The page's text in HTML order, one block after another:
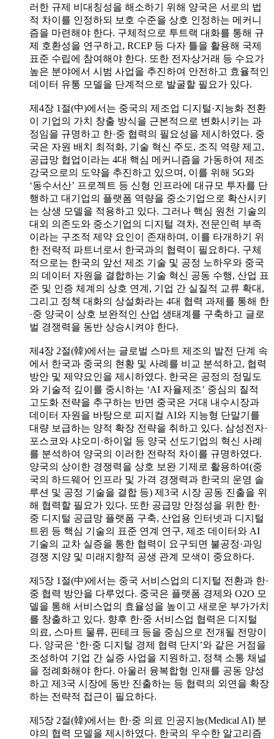
러한 규제 비대칭성을 해소하기 위해 양국은 서로의 법
적 차이를 인정하되 보호 수준을 상호 인정하는 메커니
즘을 마련해야 한다. 구체적으로 투트랙 대화를 통해 규
제 호환성을 연구하고, RCEP 등 다자 틀을 활용해 국제
표준 수립에 참여해야 한다. 또한 전자상거래 등 수요가
높은 분야에서 시범 사업을 추진하여 안전하고 효율적인
데이터 유통 모델을 단계적으로 발굴할 필요가 있다.
제4장 1절(中)에서는 중국의 제조업 디지털·지능화 전환
이 기업의 가치 창출 방식을 근본적으로 변화시키는 과
정임을 규명하고 한·중 협력의 필요성을 제시하였다. 중
국은 자원 배치 최적화, 기술 혁신 주도, 조직 역량 제고,
공급망 협업이라는 4대 핵심 메커니즘을 가동하여 제조
강국으로의 도약을 추진하고 있으며, 이를 위해 5G와
‘동수서산’ 프로젝트 등 신형 인프라에 대규모 투자를 단
행하고 대기업의 플랫폼 역량을 중소기업으로 확산시키
는 상생 모델을 적용하고 있다. 그러나 핵심 원천 기술의
대외 의존도와 중소기업의 디지털 격차, 전문인력 부족
이라는 구조적 제약 요인이 존재하며, 이를 타개하기 위
한 전략적 파트너로서 한국과의 협력이 필요하다. 구체
적으로는 한국의 앞선 제조 기술 및 공정 노하우와 중국
의 데이터 자원을 결합하는 기술 혁신 공동 수행, 산업 표
준 및 인증 체계의 상호 연계, 기업 간 실질적 교류 확대,
그리고 정책 대화의 상설화라는 4대 협력 과제를 통해 한
·중 양국이 상호 보완적인 산업 생태계를 구축하고 글로
벌 경쟁력을 동반 상승시켜야 한다.
제4장 2절(韓)에서는 글로벌 스마트 제조의 발전 단계 속
에서 한국과 중국의 현황 및 사례를 비교 분석하고, 협력
방안 및 제약요인을 제시하였다. 한국은 공정의 정밀도
와 기술적 깊이를 중시하는 ‘AI 자율제조’ 중심의 질적
고도화 전략을 추구하는 반면 중국은 거대 내수시장과
데이터 자원을 바탕으로 피지컬 AI와 지능형 단말기를
대량 보급하는 양적 확장 전략을 취하고 있다. 삼성전자·
포스코와 샤오미·하이얼 등 양국 선도기업의 혁신 사례
를 분석하여 양국의 이러한 전략적 차이를 규명하였다.
양국의 상이한 경쟁력을 상호 보완 기제로 활용하여(중
국의 하드웨어 인프라 및 가격 경쟁력과 한국의 운영 솔
루션 및 공정 기술을 결합 등) 제3국 시장 공동 진출을 위
해 협력할 필요가 있다. 또한 공급망 안정성을 위한 한·
중 디지털 공급망 플랫폼 구축, 산업용 인터넷과 디지털
트윈 등 핵심 기술의 표준 연계 연구, 제조 데이터와 AI
기술의 교차 실증을 통한 협력이 요구되면 불공정·과잉
경쟁 지양 및 미래지향적 공생 관계 모색이 중요하다.
제5장 1절(中)에서는 중국 서비스업의 디지털 전환과 한·
중 협력 방안을 다루었다. 중국은 플랫폼 경제와 O2O 모
델을 통해 서비스업의 효율성을 높이고 새로운 부가가치
를 창출하고 있다. 향후 한·중 서비스업 협력은 디지털
의료, 스마트 물류, 핀테크 등을 중심으로 전개될 전망이
다. 양국은 ‘한·중 디지털 경제 협력 단지’와 같은 거점을
조성하여 기업 간 실증 사업을 지원하고, 정책 소통 채널
을 정례화해야 한다. 아울러 융복합형 인재를 공동 양성
하고 제3국 시장에 동반 진출하는 등 협력의 외연을 확장
하는 전략적 접근이 필요하다.
제5장 2절(韓)에서는 한·중 의료 인공지능(Medical AI) 분
야의 협력 모델을 제시하였다. 한국의 우수한 알고리즘